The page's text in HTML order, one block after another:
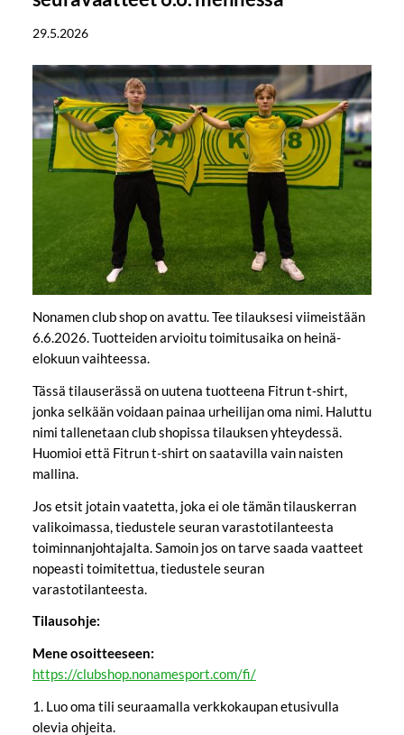
29.5.2026
Nonamen club shop on avattu. Tee tilauksesi viimeistään
6.6.2026. Tuotteiden arvioitu toimitusaika on heinä-
elokuun vaihteessa.
Tässä tilauserässä on uutena tuotteena Fitrun t-shirt,
jonka selkään voidaan painaa urheilijan oma nimi. Haluttu
nimi tallenetaan club shopissa tilauksen yhteydessä.
Huomioi että Fitrun t-shirt on saatavilla vain naisten
mallina.
Jos etsit jotain vaatetta, joka ei ole tämän tilauskerran
valikoimassa, tiedustele seuran varastotilanteesta
toiminnanjohtajalta. Samoin jos on tarve saada vaatteet
nopeasti toimitettua, tiedustele seuran
varastotilanteesta.
Tilausohje:
Mene osoitteeseen:
https://clubshop.nonamesport.com/fi/
1. Luo oma tili seuraamalla verkkokaupan etusivulla
olevia ohjeita.